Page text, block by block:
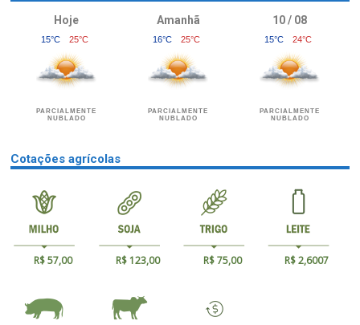
Hoje
15°C 25°C
PARCIALMENTE
NUBLADO
Amanhã
16°C 25°C
PARCIALMENTE
NUBLADO
10 / 08
15°C 24°C
PARCIALMENTE
NUBLADO
Cotações agrícolas
R$ 57,00 R$ 123,00 R$ 75,00 R$ 2,6007